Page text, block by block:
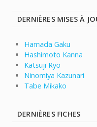
DERNIÈRES MISES À
Hamada Gaku
Hashimoto Kanna
Katsuji Ryo
Ninomiya Kazunari
Tabe Mikako
DERNIÈRES FICHES